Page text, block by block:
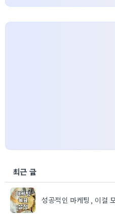
최근 글
성공적인 마케팅, 이걸